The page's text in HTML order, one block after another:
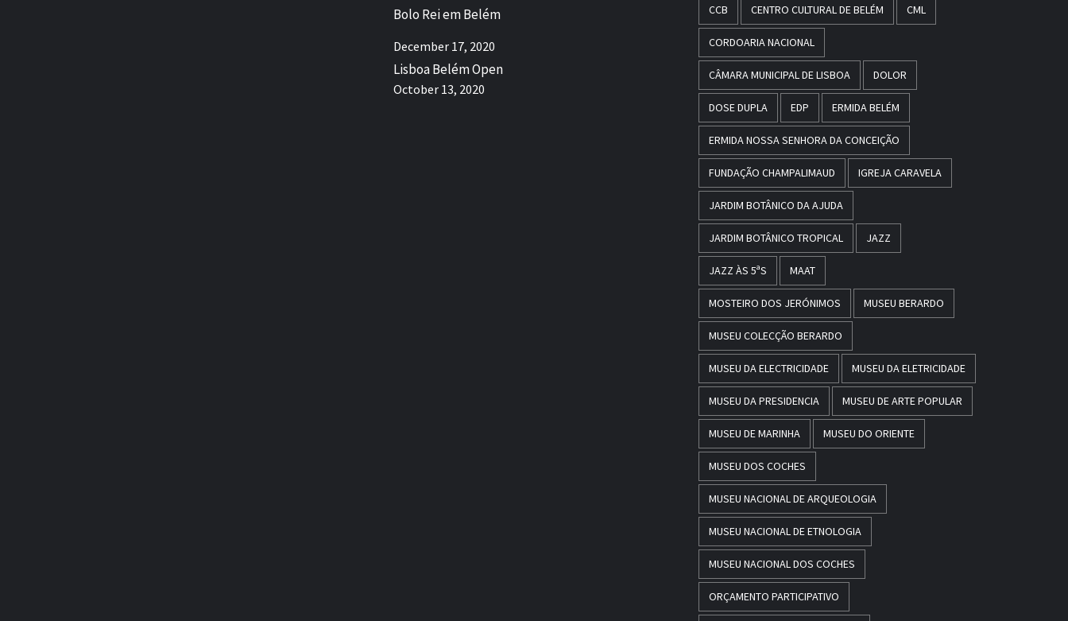
Bolo Rei em Belém
December 17, 2020
Lisboa Belém Open
October 13, 2020
CCB CENTRO CULTURAL DE BELÉM CML
CORDOARIA NACIONAL
CÂMARA MUNICIPAL DE LISBOA DOLOR
DOSE DUPLA EDP ERMIDA BELÉM
ERMIDA NOSSA SENHORA DA CONCEIÇÃO
FUNDAÇÃO CHAMPALIMAUD IGREJA CARAVELA
JARDIM BOTÂNICO DA AJUDA
JARDIM BOTÂNICO TROPICAL JAZZ
JAZZ ÀS 5ªS MAAT
MOSTEIRO DOS JERÓNIMOS MUSEU BERARDO
MUSEU COLECÇÃO BERARDO
MUSEU DA ELECTRICIDADE MUSEU DA ELETRICIDADE
MUSEU DA PRESIDENCIA MUSEU DE ARTE POPULAR
MUSEU DE MARINHA MUSEU DO ORIENTE
MUSEU DOS COCHES
MUSEU NACIONAL DE ARQUEOLOGIA
MUSEU NACIONAL DE ETNOLOGIA
MUSEU NACIONAL DOS COCHES
ORÇAMENTO PARTICIPATIVO